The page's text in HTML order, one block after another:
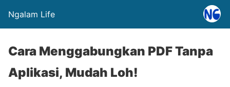
Ngalam Life
Cara Menggabungkan PDF Tanpa
Aplikasi, Mudah Loh!